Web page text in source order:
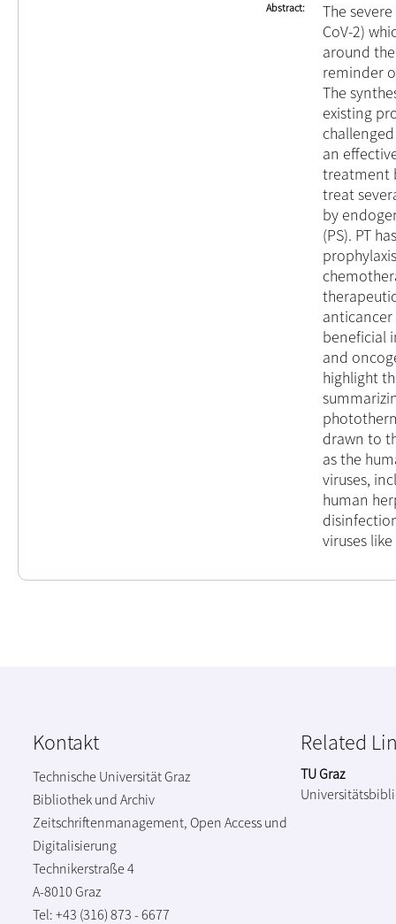
Abstract
The
CoV-2)
around
reminder
The
existing
an
treatment
treat
by
(PS). PT
beneficial
and
highlight
drawn to
as the
viruses,
human
viruses like
Kontakt
Technische Universität Graz
Bibliothek und Archiv
Zeitschriftenmanagement, Open Access und
Digitalisierung
Technikerstraße 4
A-8010 Graz
Tel: +43 (316) 873 - 6677
Related
TU Graz